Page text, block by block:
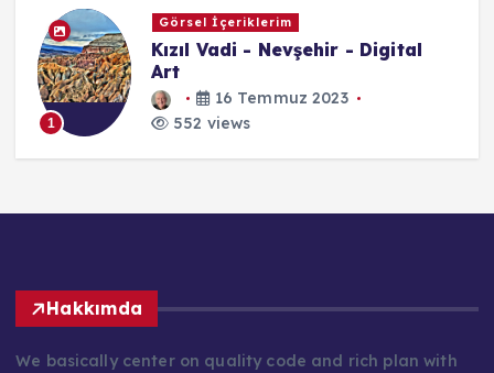
1
Görsel İçeriklerim
Kızıl Vadi - Nevşehir - Digital
Art
16 Temmuz 2023
552 views
Hakkımda
We basically center on quality code and rich plan with